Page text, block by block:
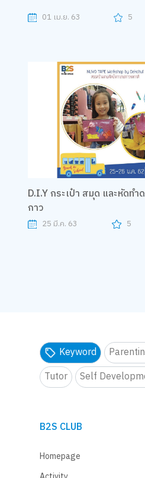
01 เม.ย. 63 5
D.I.Y กระเป๋า สมุด และหัดทำ
กาว
25 มี.ค. 63 5
Keyword
Tutor
Self
B2S CLUB
Homepage